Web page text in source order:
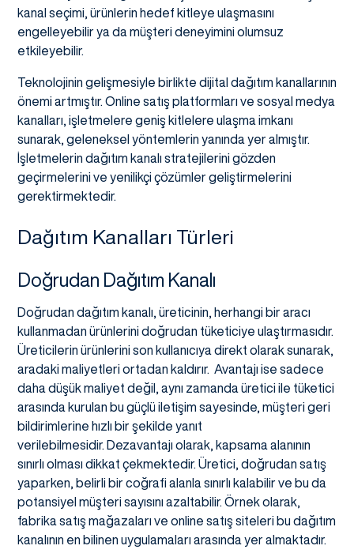
kanal seçimi, ürünlerin hedef kitleye ulaşmasını
engelleyebilir ya da müşteri deneyimini olumsuz
etkileyebilir.
Teknolojinin gelişmesiyle birlikte dijital dağıtım kanallarının
önemi artmıştır. Online satış platformları ve sosyal medya
kanalları, işletmelere geniş kitlelere ulaşma imkanı
sunarak, geleneksel yöntemlerin yanında yer almıştır.
İşletmelerin dağıtım kanalı stratejilerini gözden
geçirmelerini ve yenilikçi çözümler geliştirmelerini
gerektirmektedir.
Dağıtım Kanalları Türleri
Doğrudan Dağıtım Kanalı
Doğrudan dağıtım kanalı, üreticinin, herhangi bir aracı
kullanmadan ürünlerini doğrudan tüketiciye ulaştırmasıdır.
Üreticilerin ürünlerini son kullanıcıya direkt olarak sunarak,
aradaki maliyetleri ortadan kaldırır. Avantajı ise sadece
daha düşük maliyet değil, aynı zamanda üretici ile tüketici
arasında kurulan bu güçlü iletişim sayesinde, müşteri geri
bildirimlerine hızlı bir şekilde yanıt
verilebilmesidir. Dezavantajı olarak, kapsama alanının
sınırlı olması dikkat çekmektedir. Üretici, doğrudan satış
yaparken, belirli bir coğrafi alanla sınırlı kalabilir ve bu da
potansiyel müşteri sayısını azaltabilir. Örnek olarak,
fabrika satış mağazaları ve online satış siteleri bu dağıtım
kanalının en bilinen uygulamaları arasında yer almaktadır.